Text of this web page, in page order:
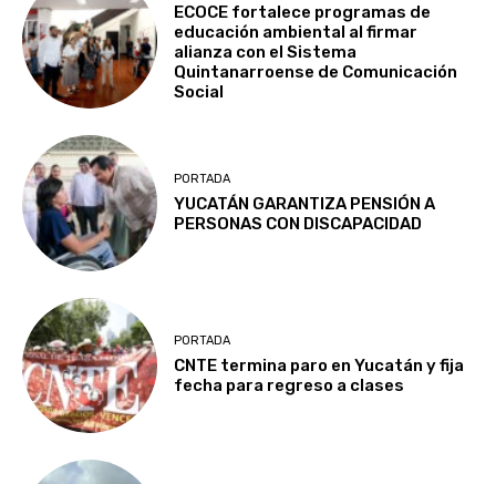
ECOCE fortalece programas de
educación ambiental al firmar
alianza con el Sistema
Quintanarroense de Comunicación
Social
PORTADA
YUCATÁN GARANTIZA PENSIÓN A
PERSONAS CON DISCAPACIDAD
PORTADA
CNTE termina paro en Yucatán y fija
fecha para regreso a clases